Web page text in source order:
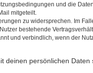
und die
mitgeteilt.
zu widersprechen. Im
bestehende
und verbindlich, wenn der
deinen persönlichen Daten